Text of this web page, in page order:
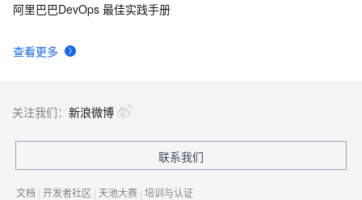
则、Token换算与团队选型指南
百万Tokens输入最低1元、输出最低2元
查看更多
阿里巴巴DevOps 最佳实践手册
关注我们： 新浪微博
联系我们
文档 | 开发者社区 | 天池大赛 | 培训与认证